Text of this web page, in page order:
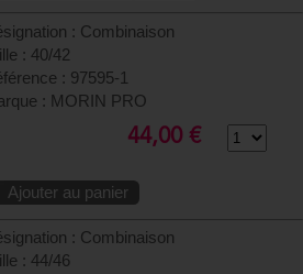
: Combinaison
: 40/42
: 97595-1
: MORIN PRO
44,00 €
Ajouter au panier
: Combinaison
: 44/46